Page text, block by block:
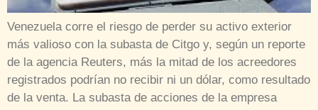
Venezuela corre el riesgo de perder su activo exterior
más valioso con la subasta de Citgo y, según un reporte
de la agencia Reuters, más la mitad de los acreedores
registrados podrían no recibir ni un dólar, como resultado
de la venta. La subasta de acciones de la empresa